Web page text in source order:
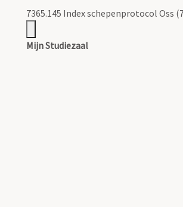
7365.145 Index schepenprotocol Oss
Mijn Studiezaal